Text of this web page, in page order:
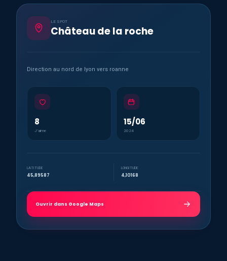
LE SPOT
Château de la roche
Direction au nord de lyon vers roanne
8
J’aime
15/06
2024
LATITUDE
45,89587
LONGITUDE
4,10168
Ouvrir dans Google Maps